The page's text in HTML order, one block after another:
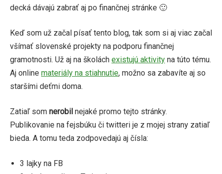
decká dávajú zabrať aj po finančnej stránke 🙂
Keď som už začal písať tento blog, tak som si aj viac začal
všímať slovenské projekty na podporu finančnej
gramotnosti. Už aj na školách existujú aktivityna túto tému.
Aj online materiály na stiahnutie, možno sa zabavíte aj so
staršími deťmi doma.
Zatiaľ som nerobilnejaké promo tejto stránky.
Publikovanie na fejsbúku či twitteri je z mojej strany zatiaľ
bieda. A tomu teda zodpovedajú aj čísla:
3 lajky na FB